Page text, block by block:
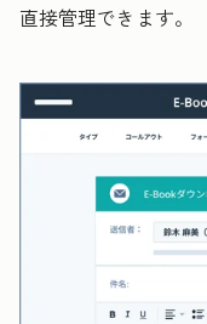
直接管理できます。